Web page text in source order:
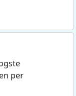
per